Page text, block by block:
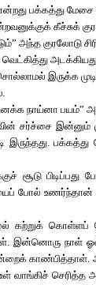
என்றது பக்கத்து
கீச்சுக்
அந்த குரலோடு
அடக்கியது.
இருக்க
நாய்னா பயம்”
சர்ச்சை இன்னும்
பக்கத்து
சூடு
போல் உணர்ந்தான்
கற்றுக் கொள்ளப்
இன்னொரு நாள்
காண்பித்தாள்.
செரித்த